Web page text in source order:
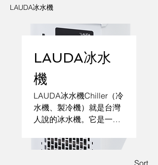
LAUDA冰水機
LAUDA冰水
機
LAUDA冰水機Chiller（冷
水機、製冷機）就是台灣
人說的冰水機。它是一種
移走，製造出低溫冰水或
Sort